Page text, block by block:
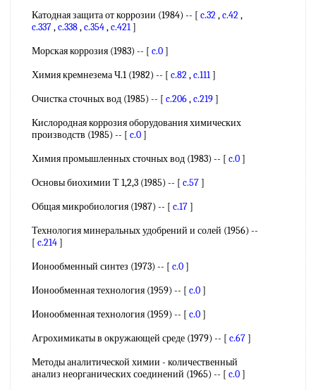
Катодная защита от коррозии (1984) -- [ c.32,c.42,
c.337,c.338,c.354,c.421]
Морская коррозия (1983) -- [ c.0]
Химия кремнезема Ч.1 (1982) -- [ c.82,c.111]
Очистка сточных вод (1985) -- [ c.206,c.219]
Кислородная коррозия оборудования химических
производств (1985) -- [ c.0]
Химия промышленных сточных вод (1983) -- [ c.0]
Основы биохимии Т 1,2,3 (1985) -- [ c.57]
Общая микробиология (1987) -- [ c.17]
Технология минеральных удобрений и солей (1956) --
[ c.214]
Ионообменный синтез (1973) -- [ c.0]
Ионообменная технология (1959) -- [ c.0]
Ионообменная технология (1959) -- [ c.0]
Агрохимикаты в окружающей среде (1979) -- [ c.67]
Методы аналитической химии - количественный
анализ неорганических соединений (1965) -- [ c.0]